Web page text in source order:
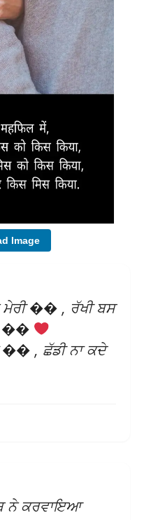
Image
ਮੇਰੀ �� , ਰੱਖੀ ਬਸ
��
�� , ਛੱਡੀ ਨਾ ਕਦੇ
ਨੇ ਕਰਵਾਇਆ